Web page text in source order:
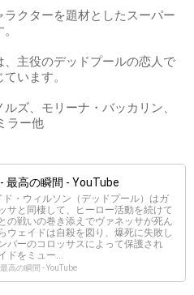
クターを題材としたスーパー
主役のデッドプールの恋人で
います。
ズ、モリーナ・バッカリン、
ラー他
最高の瞬間 - YouTube
・ウィルソン（デッドプール）はガ
サと同棲して、ヒーロー活動を続けて
の戦いの巻き添えでヴァネッサが死ん
ウェイドは自殺を図り、爆死に失敗し
バーのコロッサスによって保護され
ドをミュー...
高の瞬間 - YouTube